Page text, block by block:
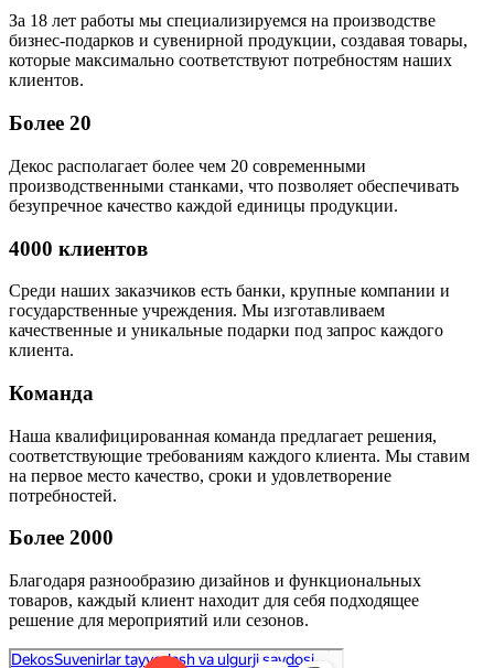
За 18 лет работы мы специализируемся на производстве
бизнес-подарков и сувенирной продукции, создавая товары,
которые максимально соответствуют потребностям наших
клиентов.
Более 20
Декос располагает более чем 20 современными
производственными станками, что позволяет обеспечивать
безупречное качество каждой единицы продукции.
4000 клиентов
Среди наших заказчиков есть банки, крупные компании и
государственные учреждения. Мы изготавливаем
качественные и уникальные подарки под запрос каждого
клиента.
Команда
Наша квалифицированная команда предлагает решения,
соответствующие требованиям каждого клиента. Мы ставим
на первое место качество, сроки и удовлетворение
потребностей.
Более 2000
Благодаря разнообразию дизайнов и функциональных
товаров, каждый клиент находит для себя подходящее
решение для мероприятий или сезонов.